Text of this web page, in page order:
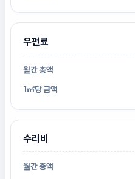
우편료
수리비